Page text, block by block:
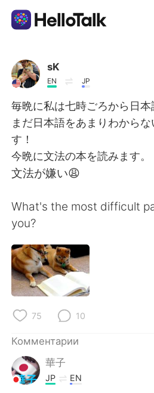
Приложение для
AI Grammar Checker
Русский
English
繁體中文 Español
Deutsch
Türkçe
sK
EN JP
毎晩に私は七時ごろから日本
まだ日本語をあまりわから
す！
今晩に文法の本を読みます。
文法が嫌い😩
What's the most difficult
you?
75 10
Комментарии
華子
JP EN